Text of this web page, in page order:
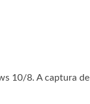
10/8. A captura de